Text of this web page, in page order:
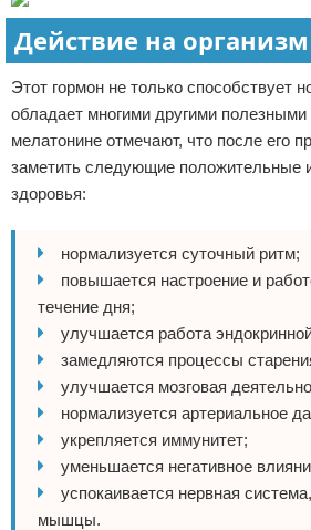
Действие на организм
Этот гормон не только способствует
обладает многими другими
мелатонине отмечают, что после его
заметить следующие положительные
здоровья:
нормализуется суточный ритм;
повышается настроение и
течение дня;
улучшается работа
замедляются процессы
улучшается мозговая
нормализуется артериальное
укрепляется иммунитет;
уменьшается негативное
успокаивается нервная
мышцы.